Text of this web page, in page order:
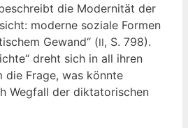
die Moder­ni­tät der
moder­ne sozia­le For­men
Gewand“ (II, S. 798).
dreht sich in all ihren
die Fra­ge, was könn­te
Weg­fall der dik­ta­to­ri­schen